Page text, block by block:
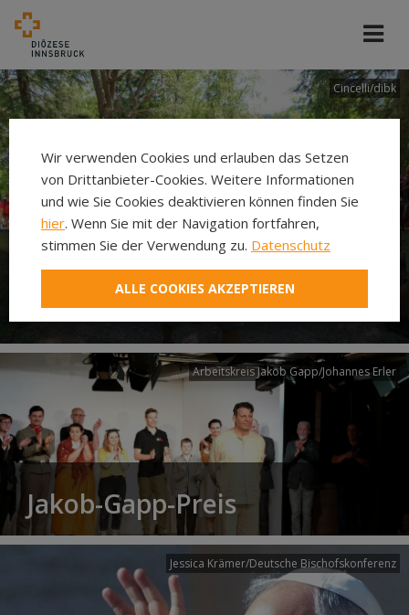
Cincelli/dibk
Neuer Pilgerweg Via
Laudato si’
Arbeitskreis Jakob Gapp/Johannes Erler
Jakob-Gapp-Preis
Jessica Krämer/Deutsche Bischofskonferenz
Wir verwenden Cookies und erlauben das Setzen
von Drittanbieter-Cookies. Weitere Informationen
und wie Sie Cookies deaktivieren können finden Sie
hier. Wenn Sie mit der Navigation fortfahren,
stimmen Sie der Verwendung zu. Datenschutz
ALLE COOKIES AKZEPTIEREN